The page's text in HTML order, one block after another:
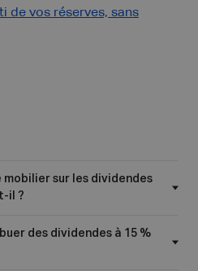
de vos réserves, sans
mobilier sur les dividendes
il ?
des dividendes à 15 %